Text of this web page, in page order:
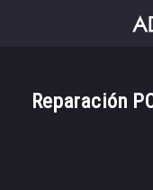
Reparación